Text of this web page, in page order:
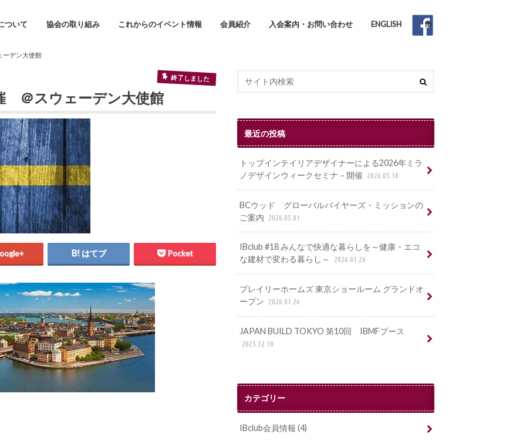
ついて 協会の取り組み これからのイベント情報 会員紹介 入会案内・お問い合わせ ENGLISH fb
デン大使館
終了しました
＠スウェーデン大使館
はてブ Pocket
最近の投稿
トップインテイリアデザイナーによる2026年ミラ
ノデザインウィークセミナ－開催
2026.05.18
BCウッド グローバルバイヤーズ・ミッションの
ご案内
2026.05.01
IBclub #18 みんなで快適な暮らしを～健康・エコ
な建材で変わる暮らし～
2026.01.26
プレイリーホームズ 東京ショールーム グランドオ
ープン
2026.01.26
JAPAN BUILD TOKYO 第10回 IBMFブース
2025.12.10
カテゴリー
IBclub会員情報(4)